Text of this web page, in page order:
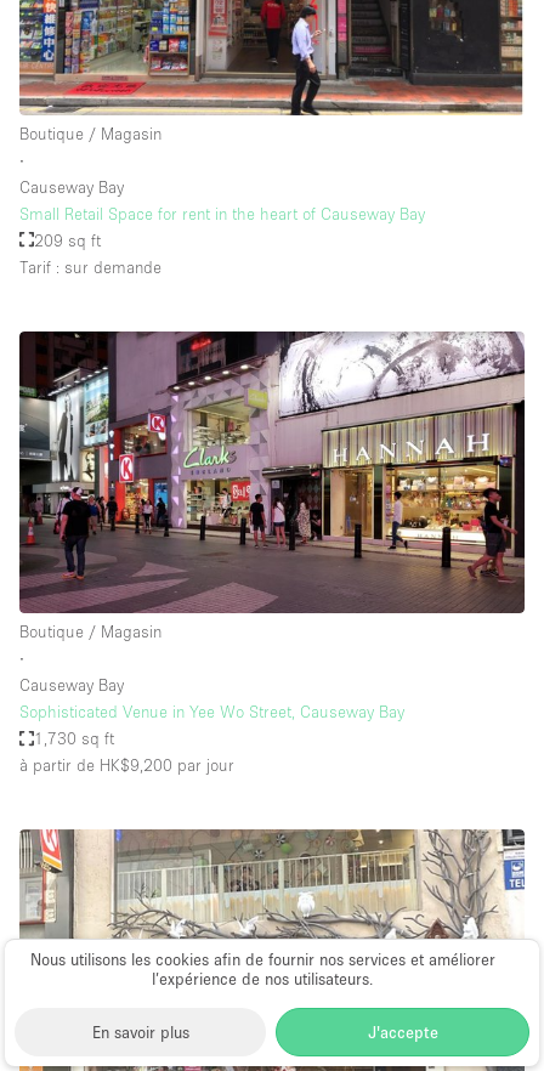
Nous utilisons les cookies afin de fournir nos services et améliorer
l’expérience de nos utilisateurs.
En savoir plus J'accepte
Boutique / Magasin
∙
Causeway Bay
Small Retail Space for rent in the heart of Causeway Bay
209 sq ft
Tarif : sur demande
Boutique / Magasin
∙
Causeway Bay
Sophisticated Venue in Yee Wo Street, Causeway Bay
1,730 sq ft
à partir de HK$9,200 par jour